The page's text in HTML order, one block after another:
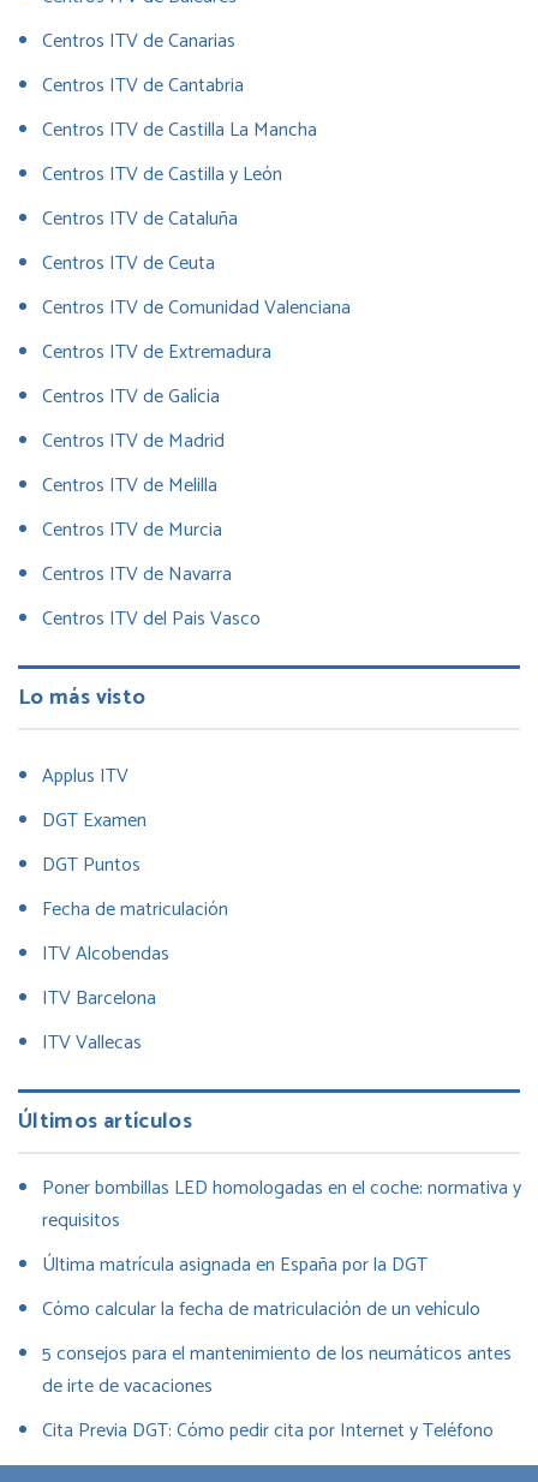
Centros ITV de Canarias
Centros ITV de Cantabria
Centros ITV de Castilla La Mancha
Centros ITV de Castilla y León
Centros ITV de Cataluña
Centros ITV de Ceuta
Centros ITV de Comunidad Valenciana
Centros ITV de Extremadura
Centros ITV de Galícia
Centros ITV de Madrid
Centros ITV de Melilla
Centros ITV de Murcia
Centros ITV de Navarra
Centros ITV del Pais Vasco
Lo más visto
Applus ITV
DGT Examen
DGT Puntos
Fecha de matriculación
ITV Alcobendas
ITV Barcelona
ITV Vallecas
Últimos artículos
Poner bombillas LED homologadas en el coche: normativa y
requisitos
Última matrícula asignada en España por la DGT
Cómo calcular la fecha de matriculación de un vehículo
5 consejos para el mantenimiento de los neumáticos antes
de irte de vacaciones
Cita Previa DGT: Cómo pedir cita por Internet y Teléfono